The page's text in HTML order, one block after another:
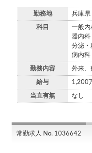
勤務地 兵庫県
科目
一般内
器内
分泌・
病内
勤務内容 外来、
給与 1,200
当直有無 なし
常勤求人 No. 1036642